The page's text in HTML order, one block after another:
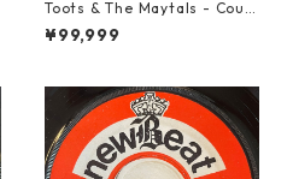
Toots & The Maytals - Coun
try Road【7-21951】
¥99,999